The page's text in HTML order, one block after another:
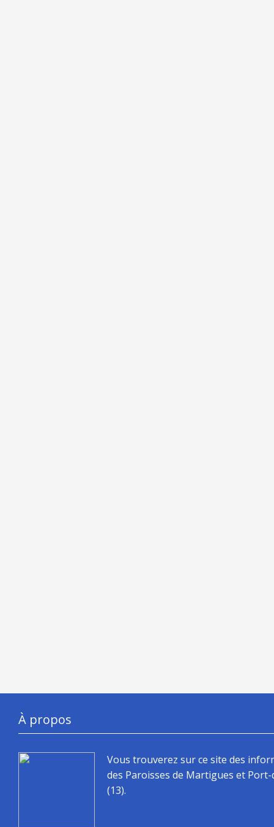
À propos
Vous trouverez sur ce site des
des Paroisses de Martigues et
(13).